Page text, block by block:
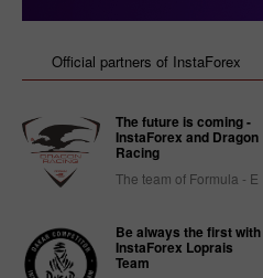
Official partners of InstaForex
The future is coming -
InstaForex and Dragon
Racing
The team of Formula - E
Be always the first with
InstaForex Loprais
Team